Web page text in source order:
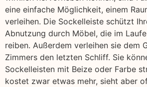
eine einfache Möglichkeit, einem
verleihen. Die Sockelleiste schützt
Abnutzung durch Möbel, die im
reiben. Außerdem verleihen sie dem
Zimmers den letzten Schliff. Sie
Sockelleisten mit Beize oder Farbe
kostet zwar etwas mehr, sieht aber